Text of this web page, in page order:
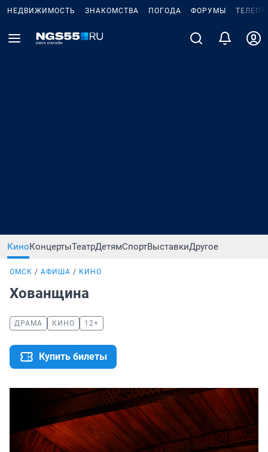
НЕДВИЖИМОСТЬ ЗНАКОМСТВА ПОГОДА ФОРУМЫ
КиноКонцертыТеатрДетямСпортВыставкиДругое
ОМСК АФИША КИНО
Хованщина
ДРАМА КИНО 12+
Купить билеты